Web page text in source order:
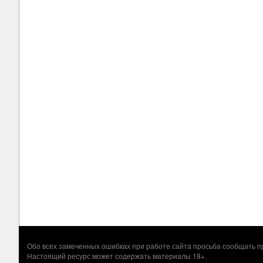
Обо всех замеченных ошибках при работе сайта просьба
Настоящий ресурс может содержать материалы 18+.